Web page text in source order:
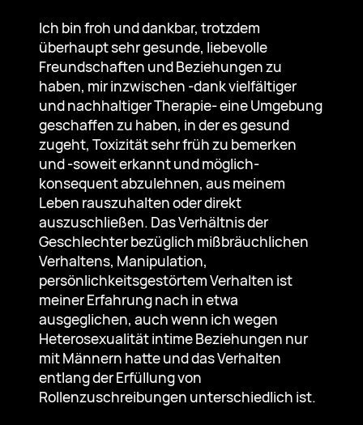
Ich bin froh und dankbar, trotzdem
überhaupt sehr gesunde, liebevolle
Freundschaften und Beziehungen zu
haben, mir inzwischen -dank vielfältiger
und nachhaltiger Therapie- eine Umgebung
geschaffen zu haben, in der es gesund
zugeht, Toxizität sehr früh zu bemerken
und -soweit erkannt und möglich-
konsequent abzulehnen, aus meinem
Leben rauszuhalten oder direkt
auszuschließen. Das Verhältnis der
Geschlechter bezüglich mißbräuchlichen
Verhaltens, Manipulation,
persönlichkeitsgestörtem Verhalten ist
meiner Erfahrung nach in etwa
ausgeglichen, auch wenn ich wegen
Heterosexualität intime Beziehungen nur
mit Männern hatte und das Verhalten
entlang der Erfüllung von
Rollenzuschreibungen unterschiedlich ist.